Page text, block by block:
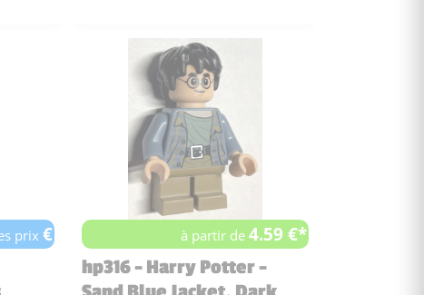
prix€ à partir de4.59 €*
hp316 - Harry Potter -